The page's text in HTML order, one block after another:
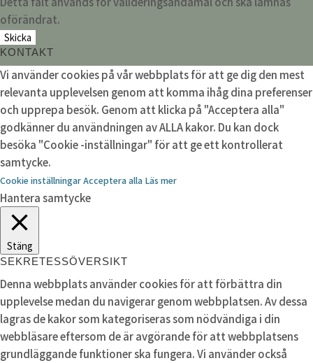
oförändrat.
KONTAKT
Vi använder cookies på vår webbplats för att ge dig den mest
relevanta upplevelsen genom att komma ihåg dina preferenser
och upprepa besök. Genom att klicka på "Acceptera alla"
godkänner du användningen av ALLA kakor. Du kan dock
besöka "Cookie -inställningar" för att ge ett kontrollerat
samtycke.
Cookie inställningarAcceptera alla Läs mer
Hantera samtycke
Stäng
SEKRETESSÖVERSIKT
Denna webbplats använder cookies för att förbättra din
upplevelse medan du navigerar genom webbplatsen. Av dessa
lagras de kakor som kategoriseras som nödvändiga i din
webbläsare eftersom de är avgörande för att webbplatsens
grundläggande funktioner ska fungera. Vi använder också